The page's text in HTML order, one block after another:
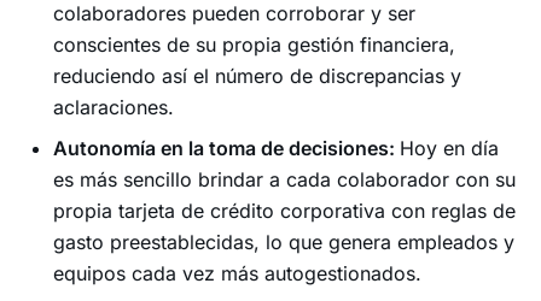
colaboradores pueden corroborar y ser
conscientes de su propia gestión financiera,
reduciendo así el número de discrepancias y
aclaraciones.
Autonomía en la toma de decisiones: Hoy en día
es más sencillo brindar a cada colaborador con su
propia tarjeta de crédito corporativa con reglas de
gasto preestablecidas, lo que genera empleados y
equipos cada vez más autogestionados.